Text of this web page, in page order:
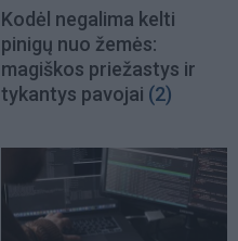
Kodėl negalima kelti
pinigų nuo žemės:
magiškos priežastys ir
tykantys pavojai (2)